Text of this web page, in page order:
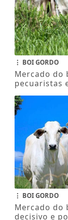
BOI GORDO
Mercado do
pecuaristas
BOI GORDO
Mercado do
decisivo e